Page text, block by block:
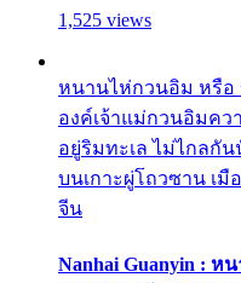
1,525 views
หนานไห่กวนอิม หรือ
องค์เจ้าแม่กวนอิมคว
อยู่ริมทะเล ไม่ไกลกั
บนเกาะผู่โถวซาน เมื
จีน
Nanhai Guanyin : ห